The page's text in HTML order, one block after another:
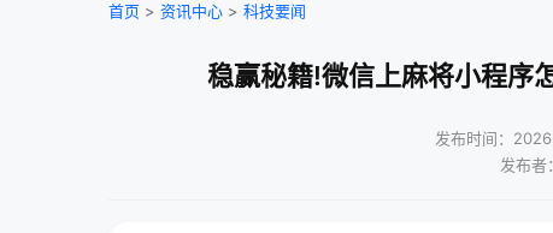
首页 > 资讯中心 > 科技要闻
稳赢秘籍!微信上麻将小程序
发布时间：
发布者